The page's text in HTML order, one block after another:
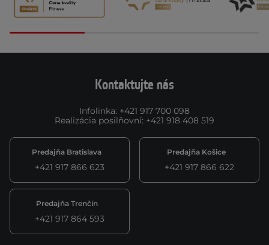
Kontaktujte nás
Infolinka: +421 917 700 098
Realizácia posilňovní: +421 918 408 519
Predajňa Bratislava
+421 917 866 623
Predajňa Košice
+421 917 866 622
Predajňa Trenčín
+421 917 864 593